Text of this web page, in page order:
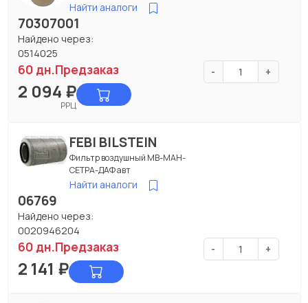
Найти аналоги
70307001
Найдено через:
0514025
60 дн.Предзаказ - +
2 094 ₽
РРЦ
FEBI BILSTEIN
Фильтр воздушный МВ-МАН-
СЕТРА-ДАФ авт
Найти аналоги
06769
Найдено через:
0020946204
60 дн.Предзаказ - +
2 141 ₽